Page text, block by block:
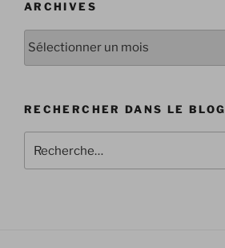
ARCHIVES
Archives
RECHERCHER DANS LE BLOG